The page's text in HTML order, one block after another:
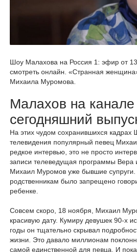
Шоу Малахова на Россия 1: эфир от
смотреть онлайн. «Странная
Михаила Муромова.
Малахов на
сегодняшний
На этих чудом сохранившихся кадрах
телевидения популярный певец
редкое интервью, это не просто
записи телеведущая программы Вера
Михаил Муромов уже бывшие супруги.
родственникам было запрещено
ребенке.
Совсем скоро, 18 ноября, Михаил
красивую дату. Кумиру девушек 90-х
годы он тщательно скрывал
жизни. Это давало миллионам
самой единственной для певца. И